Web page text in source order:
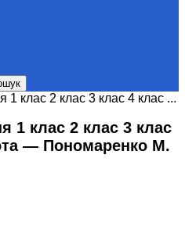
1 клас 2 клас 3 клас 4 клас ...
1 клас 2 клас 3 клас
— Пономаренко М.